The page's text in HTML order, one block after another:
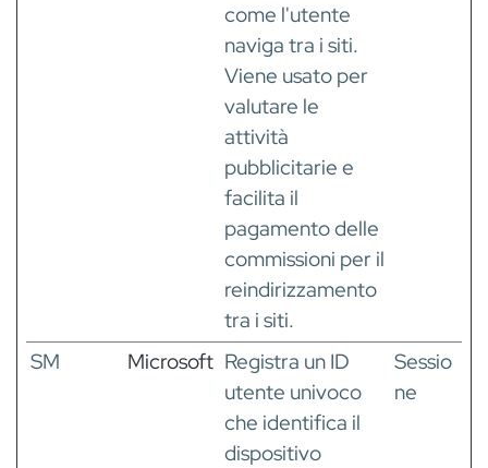
come l'utente
naviga tra i siti.
Viene usato per
valutare le
attività
pubblicitarie e
facilita il
pagamento delle
commissioni per il
reindirizzamento
tra i siti.
SM Microsoft Registra un ID
utente univoco
che identifica il
dispositivo
Sessio
ne